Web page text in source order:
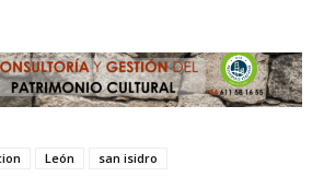
León san isidro